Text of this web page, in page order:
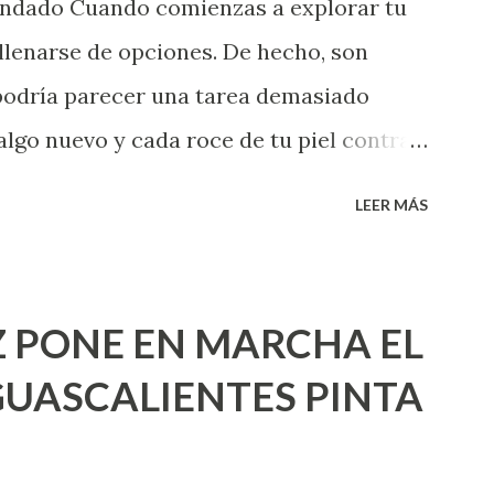
Cuando comienzas a explorar tu
de opciones. De hecho, son
parecer una tarea demasiado
nuevo y cada roce de tu piel contra
quienes ya han tenido relaciones
en el tema. Siempre hay algo
que conocer. Si eres una
LEER MÁS
EN MARCHA EL
PINTA